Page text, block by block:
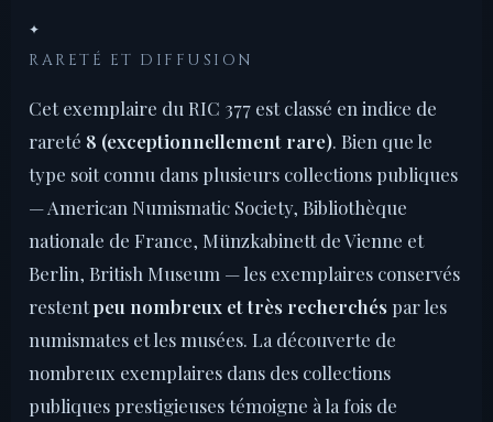
✦
RARETÉ ET DIFFUSION
Cet exemplaire du RIC 377 est classé en indice de
rareté 8 (exceptionnellement rare). Bien que le
type soit connu dans plusieurs collections publiques
— American Numismatic Society, Bibliothèque
nationale de France, Münzkabinett de Vienne et
Berlin, British Museum — les exemplaires conservés
restentpeu nombreux et très recherchés par les
numismates et les musées. La découverte de
nombreux exemplaires dans des collections
publiques prestigieuses témoigne à la fois de